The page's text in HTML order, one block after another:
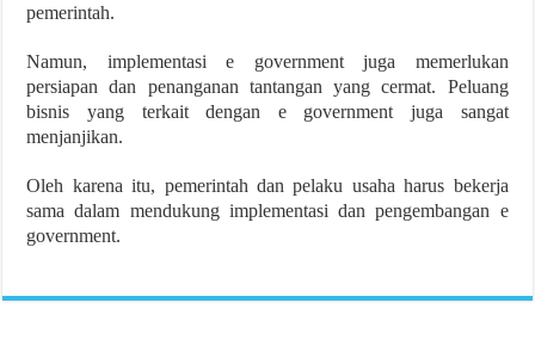
pemerintah.
Namun, implementasi e government juga memerlukan
persiapan dan penanganan tantangan yang cermat. Peluang
bisnis yang terkait dengan e government juga sangat
menjanjikan.
Oleh karena itu, pemerintah dan pelaku usaha harus bekerja
sama dalam mendukung implementasi dan pengembangan e
government.